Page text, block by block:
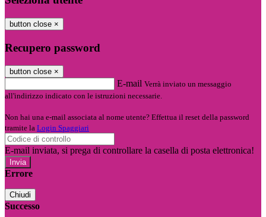
button close ×
Recupero password
button close ×
E-mail Verrà inviato un messaggio
all'indirizzo indicato con le istruzioni necessarie.
Non hai una e-mail associata al nome utente? Effettua il reset della password
tramite la Login Spaggiari
E-mail inviata, si prega di controllare la casella di posta elettronica!
Errore
Chiudi
Successo